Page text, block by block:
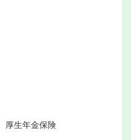
厚生年金保険